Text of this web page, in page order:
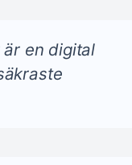
är en digital